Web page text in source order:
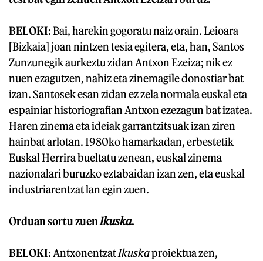
BELOKI:Bai, harekin gogoratu naiz orain. Leioara
[Bizkaia] joan nintzen tesia egitera, eta, han, Santos
Zunzunegik aurkeztu zidan Antxon Ezeiza; nik ez
nuen ezagutzen, nahiz eta zinemagile donostiar bat
izan. Santosek esan zidan ez zela normala euskal eta
espainiar historiografian Antxon ezezagun bat izatea.
Haren zinema eta ideiak garrantzitsuak izan ziren
hainbat arlotan. 1980ko hamarkadan, erbestetik
Euskal Herrira bueltatu zenean, euskal zinema
nazionalari buruzko eztabaidan izan zen, eta euskal
industriarentzat lan egin zuen.
Orduan sortu zuenIkuska.
BELOKI: AntxonentzatIkuskaproiektua zen,